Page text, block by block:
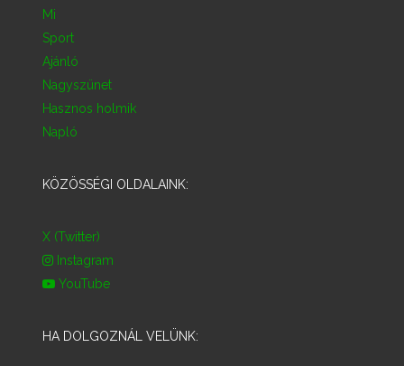
Mi
Sport
Ajánló
Nagyszünet
Hasznos holmik
Napló
KÖZÖSSÉGI OLDALAINK:
X (Twitter)
Instagram
YouTube
HA DOLGOZNÁL VELÜNK: